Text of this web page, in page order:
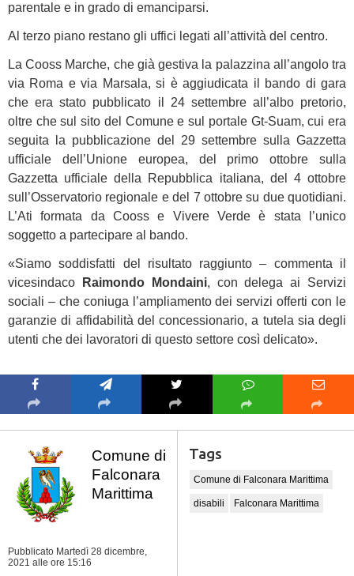
parentale e in grado di emanciparsi.
Al terzo piano restano gli uffici legati all’attività del centro.
La Cooss Marche, che già gestiva la palazzina all’angolo tra
via Roma e via Marsala, si è aggiudicata il bando di gara
che era stato pubblicato il 24 settembre all’albo pretorio,
oltre che sul sito del Comune e sul portale Gt-Suam, cui era
seguita la pubblicazione del 29 settembre sulla Gazzetta
ufficiale dell’Unione europea, del primo ottobre sulla
Gazzetta ufficiale della Repubblica italiana, del 4 ottobre
sull’Osservatorio regionale e del 7 ottobre su due quotidiani.
L’Ati formata da Cooss e Vivere Verde è stata l’unico
soggetto a partecipare al bando.
«Siamo soddisfatti del risultato raggiunto – commenta il
vicesindaco
Raimondo Mondaini, con delega ai Servizi
sociali – che coniuga l’ampliamento dei servizi offerti con le
garanzie di affidabilità del concessionario, a tutela sia degli
utenti che dei lavoratori di questo settore così delicato».
Comune di
Falconara
Marittima
Pubblicato Martedì 28 dicembre,
2021 alle ore 15:16
Tags
Comune di Falconara Marittima
disabili Falconara Marittima